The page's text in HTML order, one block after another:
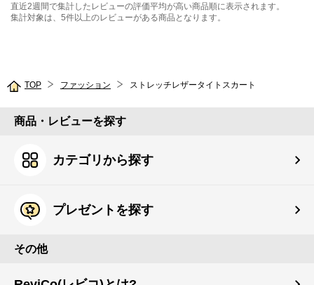
直近2週間で集計したレビューの評価平均が高い商品順に表示されます。
集計対象は、5件以上のレビューがある商品となります。
TOP ファッション ストレッチレザータイトスカート
商品・レビューを探す
カテゴリから探す
プレゼントを探す
その他